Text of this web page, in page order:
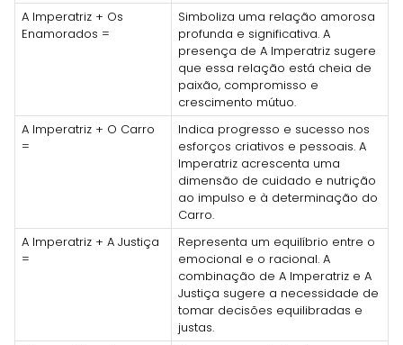
A Imperatriz + Os
Enamorados =
Simboliza uma relação amorosa
profunda e significativa. A
presença de A Imperatriz sugere
que essa relação está cheia de
paixão, compromisso e
crescimento mútuo.
A Imperatriz + O Carro
=
Indica progresso e sucesso nos
esforços criativos e pessoais. A
Imperatriz acrescenta uma
dimensão de cuidado e nutrição
ao impulso e à determinação do
Carro.
A Imperatriz + A Justiça
=
Representa um equilíbrio entre o
emocional e o racional. A
combinação de A Imperatriz e A
Justiça sugere a necessidade de
tomar decisões equilibradas e
justas.